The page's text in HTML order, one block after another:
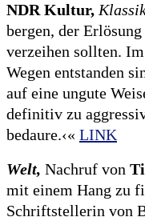
NDR Kultur,
bergen, der
verzeihen sollten.
Wegen entstanden
auf eine ungute
definitiv zu
bedaure.‹« LINK
Welt, Nachruf von
mit einem Hang zu
Schriftstellerin von